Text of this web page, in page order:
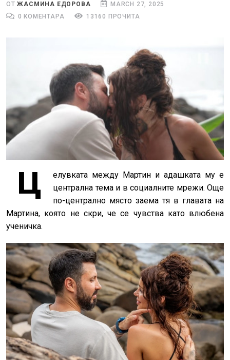
ОТЖАСМИНА ЕДОРОВА
MARCH 27, 2025
0 КОМЕНТАРА
13160 ПРОЧИТА
Ц
елувката между Мартин и адашката му е
централна тема и в социалните мрежи. Още
по-централно място заема тя в главата на
Мартина, която не скри, че се чувства като влюбена
ученичка.